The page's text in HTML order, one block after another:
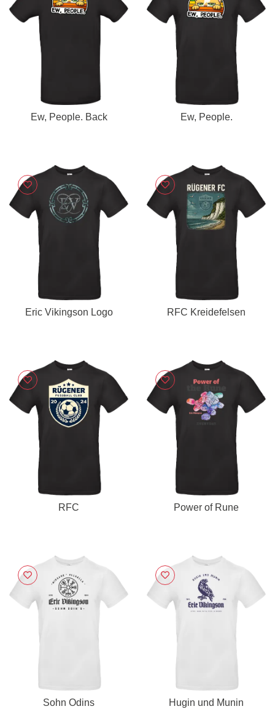
Ew, People. Back Ew, People.
Eric Vikingson Logo RFC Kreidefelsen
RFC Power of Rune
Sohn Odins Hugin und Munin